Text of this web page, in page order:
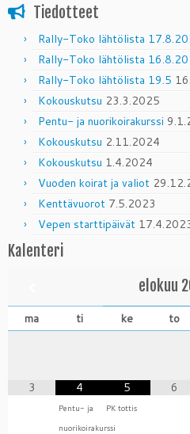
Tiedotteet
Rally-Toko lähtölista
Rally-Toko lähtölista
Rally-Toko lähtölista 19.5
Kokouskutsu 23.3.2025
Pentu- ja nuorikoirakurssi
Kokouskutsu 2.11.2024
Kokouskutsu 1.4.2024
Vuoden koirat ja valiot
Kenttävuorot 7.5.2023
Vepen starttipäivät
Kalenteri
elokuu
ma ti ke to
3 4
Pentu- ja
nuorikoirakurssi
5
PK tottis
6